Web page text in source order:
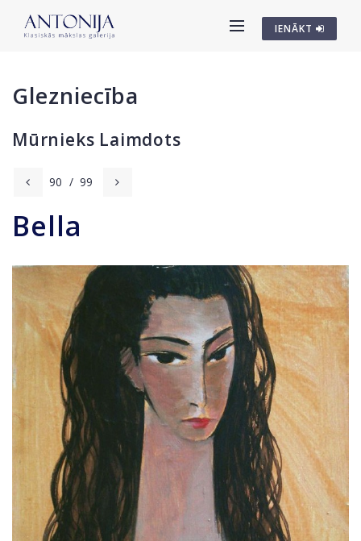
IENĀKT
Glezniecība
Mūrnieks Laimdots
90 / 99
Bella